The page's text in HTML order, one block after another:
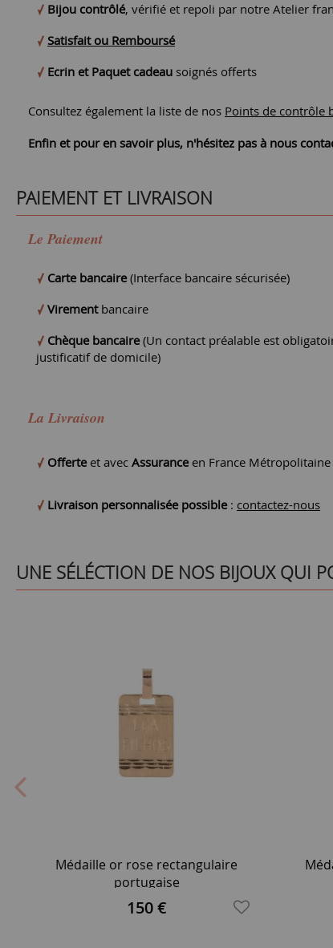
Bijou contrôlé, vérifié et repoli par notre Atelier
Satisfait ou Remboursé
Ecrin et Paquet cadeau soignés offerts
Consultez également la liste de nos Points de contrôle
Enfin et pour en savoir plus, n'hésitez pas à nous
PAIEMENT ET LIVRAISON
Le Paiement
Carte bancaire(Interface bancaire sécurisée)
Virementbancaire
Chèque bancaire(Un contact préalable est
justificatif de domicile)
La Livraison
Offerteet avec Assuranceen France
Livraison personnalisée possible : contactez-nous
UNE SÉLÉCTION DE NOS BIJOUX QUI
Médaille or rose rectangulaire
portugaise
150 €